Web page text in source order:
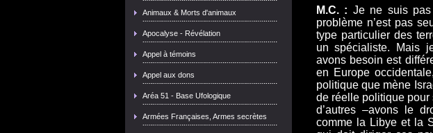
Animaux & Morts d'animaux
Apocalyse - Révélation
Appel à témoins
Appel aux dons
Aréa 51 - Base Ufologique
Armées Françaises, Armes secrètes
M.C. : Je ne suis
problème n’est pas
type particulier des
un spécialiste. Mais
avons besoin est
en Europe
politique que mène
de réelle politique
d’autres –avons le
comme la Libye et la